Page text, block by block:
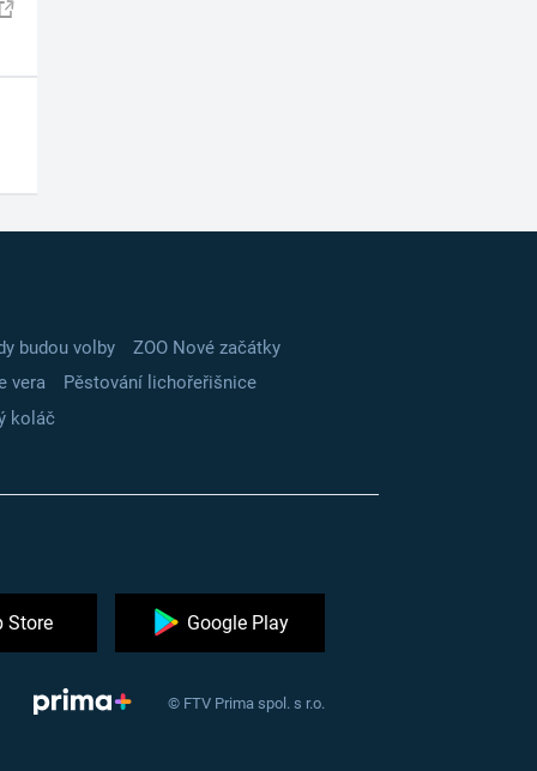
budou volby
ZOO Nové začátky
vera
Pěstování lichořeřišnice
koláč
Store Google Play
© FTV Prima spol. s r.o.